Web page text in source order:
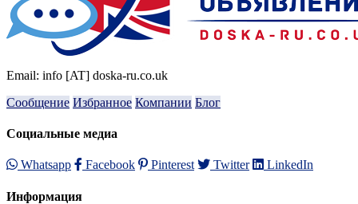
Email: info [AT] doska-ru.co.uk
Сообщение Избранное Компании Блог
Социальные медиа
Whatsapp Facebook Pinterest Twitter LinkedIn
Информация